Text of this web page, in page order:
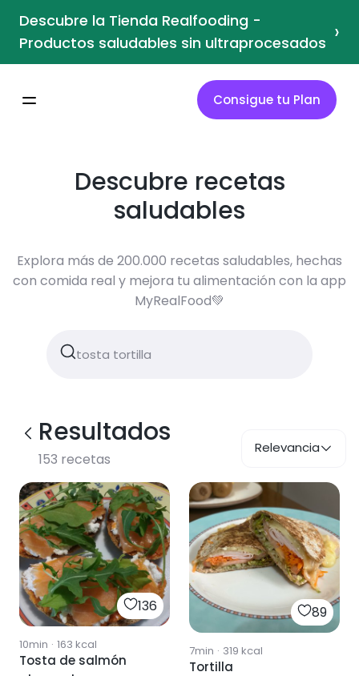
Descubre la Tienda Realfooding -
Productos saludables sin ultraprocesados ›
Consigue tu Plan
Descubre recetas
saludables
Explora más de 200.000 recetas saludables, hechas
con comida real y mejora tu alimentación con la app
MyRealFood💚
Resultados
153 recetas
Relevancia
136
10min · 163 kcal
Tosta de salmón
89
7min · 319 kcal
Tortilla